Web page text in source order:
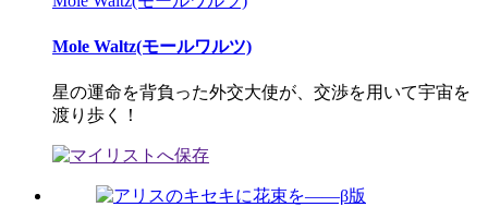
Mole Waltz(モールワルツ)
星の運命を背負った外交大使が、交渉を用いて宇宙を
渡り歩く！